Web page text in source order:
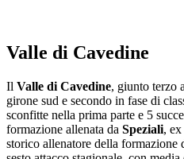
Valle di Cavedine
Il Valle di Cavedine, giunto terzo
girone sud e secondo in fase di
sconfitte nella prima parte e 5
formazione allenata da Speziali,
storico allenatore della formazione